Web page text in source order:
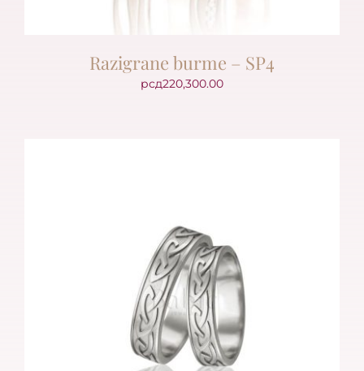
Razigrane burme – SP4
рсд220,300.00